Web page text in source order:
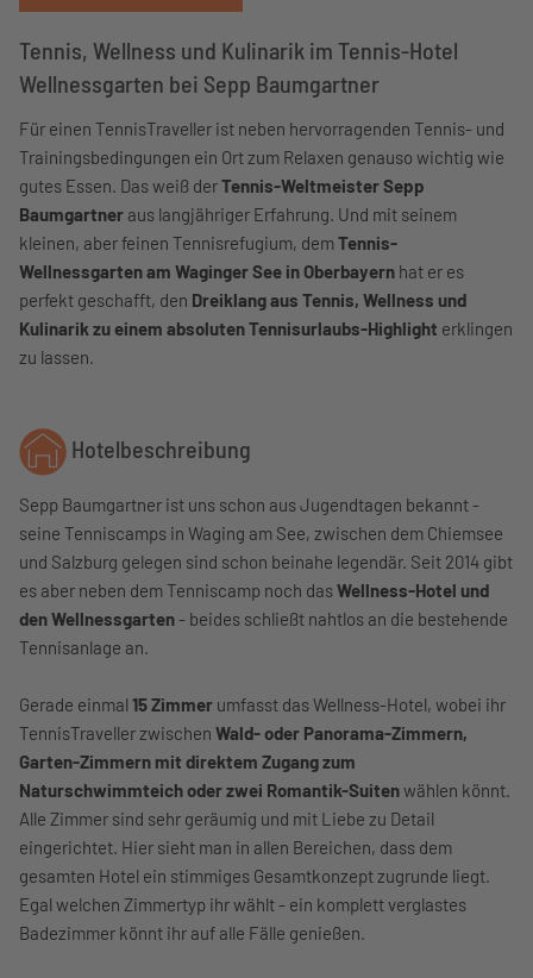
Tennis, Wellness und Kulinarik im Tennis-Hotel
Wellnessgarten bei Sepp Baumgartner
Für einen TennisTraveller ist neben hervorragenden Tennis- und
Trainingsbedingungen ein Ort zum Relaxen genauso wichtig wie
gutes Essen. Das weiß derTennis-Weltmeister Sepp
Baumgartner aus langjähriger Erfahrung. Und mit seinem
kleinen, aber feinen Tennisrefugium, demTennis-
Wellnessgarten am Waginger See in Oberbayern hat er es
perfekt geschafft, den Dreiklang aus Tennis, Wellness und
Kulinarik zu einem absoluten Tennisurlaubs-Highlight erklingen
zu lassen.
Hotelbeschreibung
Sepp Baumgartner ist uns schon aus Jugendtagen bekannt -
seine Tenniscamps in Waging am See, zwischen dem Chiemsee
und Salzburg gelegen sind schon beinahe legendär. Seit 2014 gibt
es aber neben dem Tenniscamp noch dasWellness-Hotel und
den Wellnessgarten- beides schließt nahtlos an die bestehende
Tennisanlage an.
Gerade einmal 15 Zimmer umfasst das Wellness-Hotel, wobei ihr
TennisTraveller zwischen Wald- oder Panorama-Zimmern,
Garten-Zimmern mit direktem Zugang zum
Naturschwimmteich oder zwei Romantik-Suitenwählen könnt.
Alle Zimmer sind sehr geräumig und mit Liebe zu Detail
eingerichtet. Hier sieht man in allen Bereichen, dass dem
gesamten Hotel ein stimmiges Gesamtkonzept zugrunde liegt.
Egal welchen Zimmertyp ihr wählt - ein komplett verglastes
Badezimmer könnt ihr auf alle Fälle genießen.